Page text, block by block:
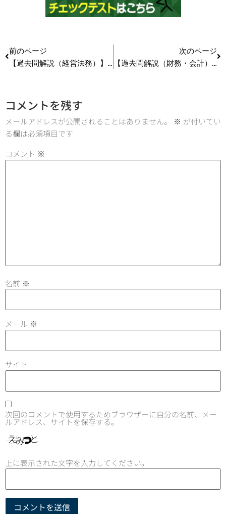
前のページ
【過去問解説（経営法務）】R2 第5問 合併
次のページ
【過去問解説（財務・会計）】R6 第10問 原価計算
コメントを残す
メールアドレスが公開されることはありません。 ※ が付いてい
る欄は必須項目です
コメント ※
名前 ※
メール ※
サイト
次回のコメントで使用するためブラウザーに自分の名前、メー
ルアドレス、サイトを保存する。
上に表示された文字を入力してください。